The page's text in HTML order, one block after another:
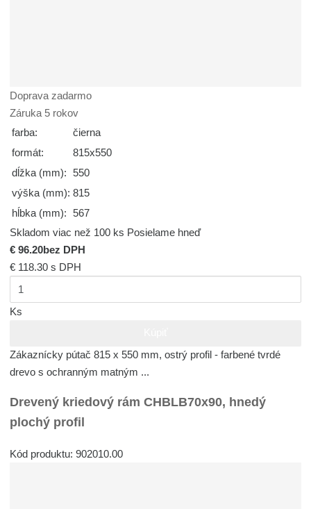
Doprava zadarmo
Záruka 5 rokov
farba:
čierna
formát:
815x550
dĺžka (mm): 550
výška (mm): 815
hĺbka (mm): 567
Skladom viac než 100 ks Posielame hneď
€ 96.20bez DPH
€ 118.30s DPH
Ks
Zákaznícky pútač 815 x 550 mm, ostrý profil - farbené tvrdé
drevo s ochranným matným ...
Drevený kriedový rám CHBLB70x90, hnedý
plochý profil
Kód produktu: 902010.00